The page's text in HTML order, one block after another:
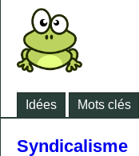
Idées Mots clés
Syndicalisme